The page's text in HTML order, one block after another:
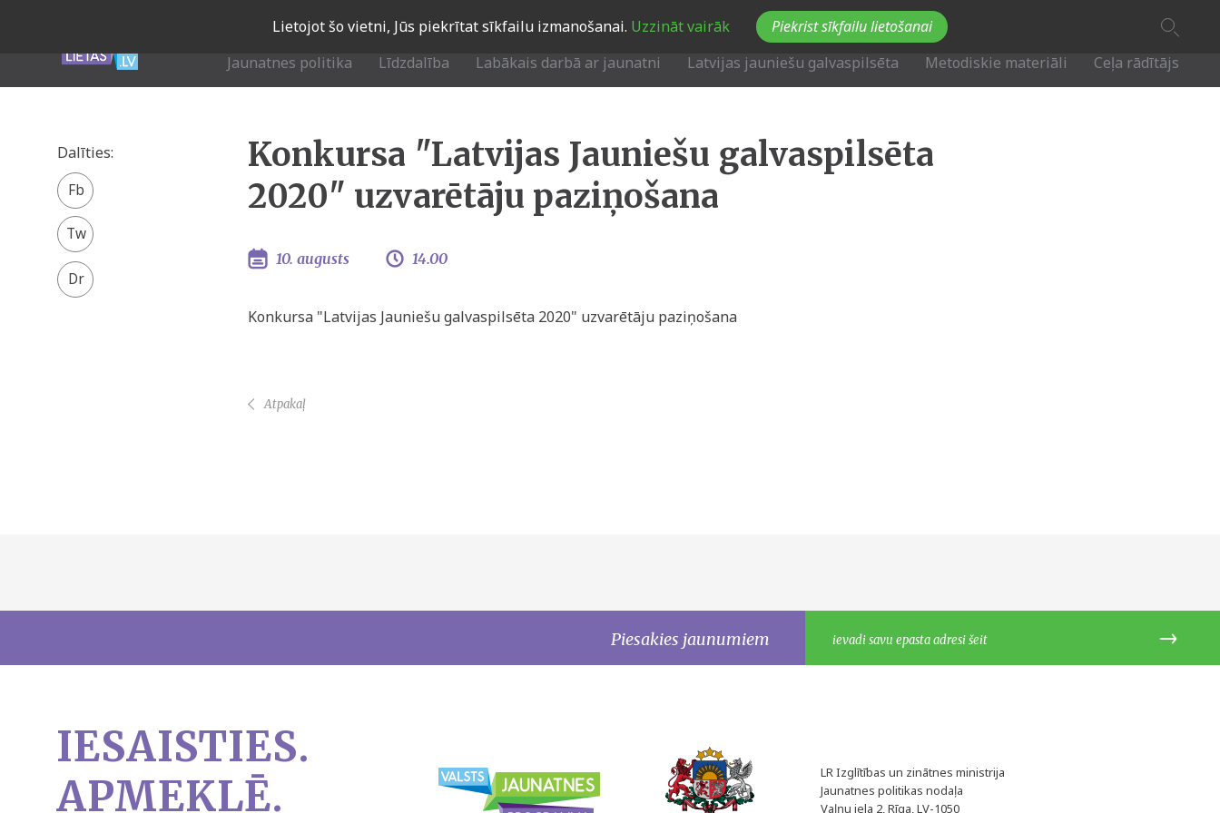
Lietojot šo vietni, Jūs piekrītat sīkfailu izmanošanai. Uzzināt vairāk Piekrist sīkfailu lietošanai
Jaunatnes politika Līdzdalība Labākais darbā ar jaunatni Latvijas jauniešu galvaspilsēta Metodiskie materiāli Ceļa rādītājs
Konkursa "Latvijas Jauniešu galvaspilsēta
2020" uzvarētāju paziņošana
10. augusts 14.00
Konkursa "Latvijas Jauniešu galvaspilsēta 2020" uzvarētāju paziņošana
Dalīties:
Facebook
share
Twitter
Atpakaļ
Piesakies jaunumiem
IESAISTIES.
APMEKLĒ.
LR Izglītības un zinātnes ministrija
Jaunatnes politikas nodaļa
Vaļņu iela 2, Rīga, LV-1050